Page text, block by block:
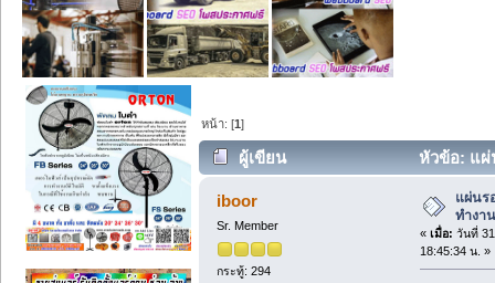
หน้า: [1]
ผู้เขียน
หัวข้อ: แผ่
(อ่าน 217 ครั้ง)
iboor
Sr. Member
กระทู้: 294
แผ่นร
ทำงา
« เมื่อ: วันที่
18:45:34 น. »